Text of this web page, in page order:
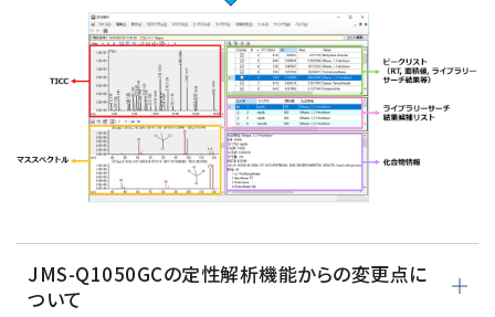
JMS-Q1050GCの定性解析機能からの変更点に
ついて